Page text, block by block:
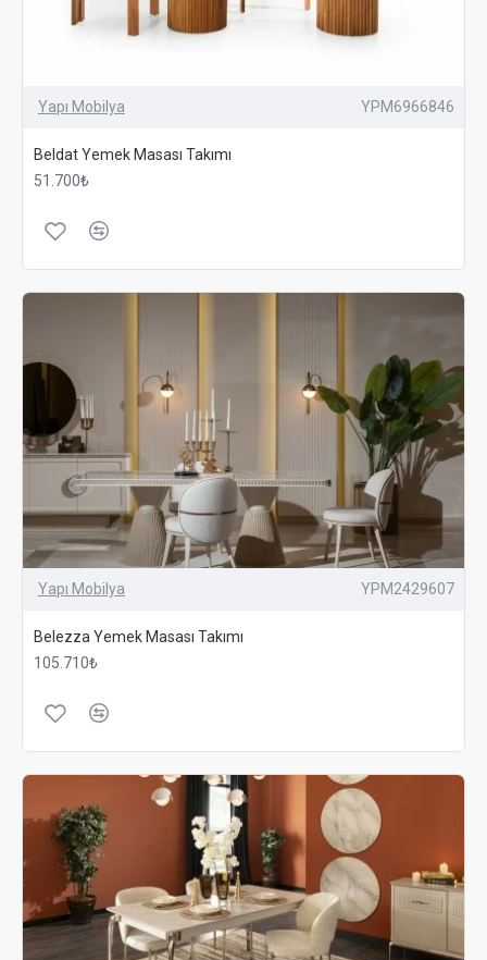
Yapı Mobilya YPM6966846
Beldat Yemek Masası Takımı
51.700₺
Yapı Mobilya YPM2429607
Belezza Yemek Masası Takımı
105.710₺